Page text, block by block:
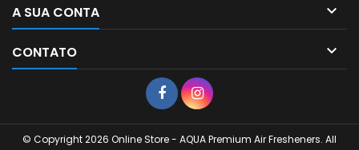
A SUA CONTA 
CONTATO 
© Copyright 2026 Online Store - AQUA Premium Air Fresheners. All